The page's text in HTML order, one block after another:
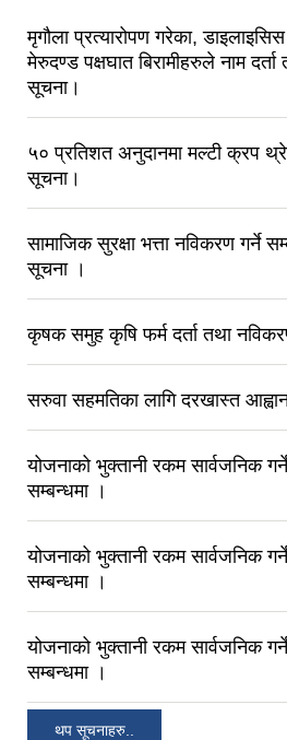
मृगौला प्रत्यारोपण गरेका,
मेरुदण्ड पक्षघात बिरामीहरुले नाम
सूचना।
५० प्रतिशत अनुदानमा मल्टी क्रप
सूचना।
सामाजिक सुरक्षा भत्ता नविकरण गर्ने
सूचना ।
कृषक समुह कृषि फर्म दर्ता तथा
सरुवा सहमतिका लागि दरखास्त
योजनाको भुक्तानी रकम सार्वजनिक
सम्बन्धमा ।
योजनाको भुक्तानी रकम सार्वजनिक
सम्बन्धमा ।
योजनाको भुक्तानी रकम सार्वजनिक
सम्बन्धमा ।
थप सूचनाहरु..